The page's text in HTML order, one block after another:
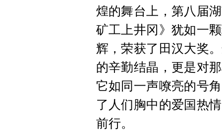
煌的舞台上，第八届
矿工上井冈》犹如一
辉，荣获了田汉大奖
的辛勤结晶，更是对
它如同一声嘹亮的号
了人们胸中的爱国热
前行。